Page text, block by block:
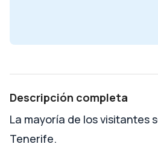
Descripción completa
La mayoría de los visitantes
Tenerife.